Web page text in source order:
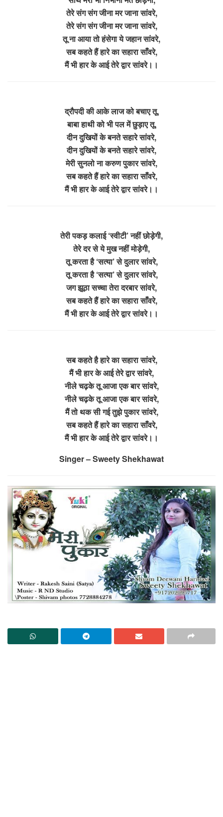
तेरे संग संग जीना मर जाना सांवरे,
तेरे संग संग जीना मर जाना सांवरे,
तू ना आया तो हंसेगा ये जहान सांवरे,
सब कहते हैं हारे का सहारा साँवरे,
मैं भी हार के आई तेरे द्वार सांवरे।।
द्रौपदी की आके लाज को बचाए तू,
बाबा हाथी को भी पल में छुड़ाए तू,
दीन दुखियों के बनते सहारे सांवरे,
दीन दुखियों के बनते सहारे सांवरे,
मेरी सुनलो ना करुण पुकार सांवरे,
सब कहते हैं हारे का सहारा साँवरे,
मैं भी हार के आई तेरे द्वार सांवरे।।
तेरी पकड़ कलाई ‘स्वीटी’ नहीं छोड़ेगी,
तेरे दर से ये मुख नहीं मोड़ेगी,
तू करता है ‘सत्या’ से दुलार सांवरे,
तू करता है ‘सत्या’ से दुलार सांवरे,
जग झूठा सच्चा तेरा दरबार सांवरे,
सब कहते हैं हारे का सहारा साँवरे,
मैं भी हार के आई तेरे द्वार सांवरे।।
सब कहते है हारे का सहारा सांवरे,
मैं भी हार के आई तेरे द्वार सांवरे,
नीले चढ़के तू आजा एक बार सांवरे,
नीले चढ़के तू आजा एक बार सांवरे,
मैं तो थक सी गई तुझे पुकार सांवरे,
सब कहते हैं हारे का सहारा साँवरे,
मैं भी हार के आई तेरे द्वार सांवरे।।
Singer – Sweety Shekhawat